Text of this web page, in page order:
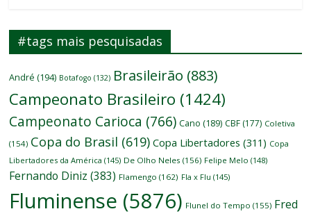
#tags mais pesquisadas
André (194) Botafogo (132) Brasileirão (883)
Campeonato Brasileiro (1424)
Campeonato Carioca (766) Cano (189) CBF (177) Coletiva
(154) Copa do Brasil (619) Copa Libertadores (311) Copa
Libertadores da América (145) De Olho Neles (156) Felipe Melo (148)
Fernando Diniz (383) Flamengo (162) Fla x Flu (145)
Fluminense (5876) Flunel do Tempo (155) Fred